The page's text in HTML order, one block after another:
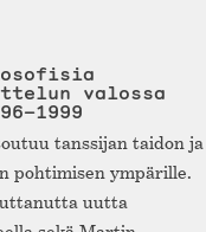
valossa
tanssijan taidon ja
pohtimisen ympärille.
uutta